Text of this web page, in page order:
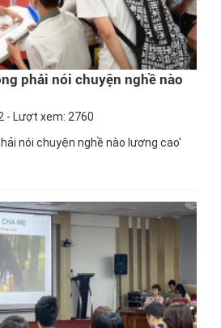
phải nói chuyện nghề nào
- Lượt xem: 2760
nói chuyện nghề nào lương cao'